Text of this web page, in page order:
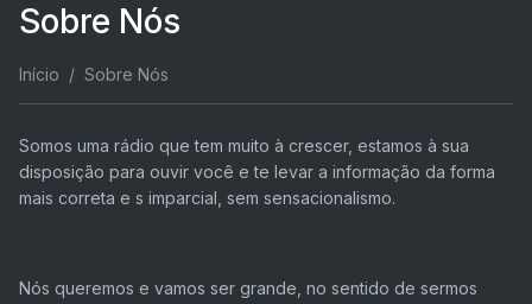
Sobre Nós
Início Sobre Nós
Somos uma rádio que tem muito à crescer, estamos à sua
disposição para ouvir você e te levar a informação da forma
mais correta e s imparcial, sem sensacionalismo.
Nós queremos e vamos ser grande, no sentido de sermos